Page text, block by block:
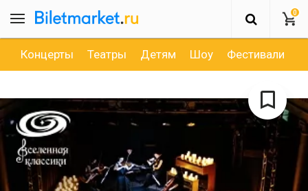
0
Концерты Театры Детям Шоу Фестивали